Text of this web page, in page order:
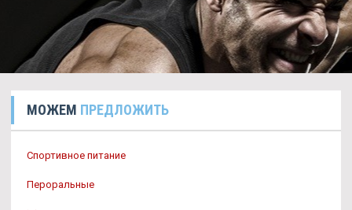
МОЖЕМ ПРЕДЛОЖИТЬ
Спортивное питание
Пероральные